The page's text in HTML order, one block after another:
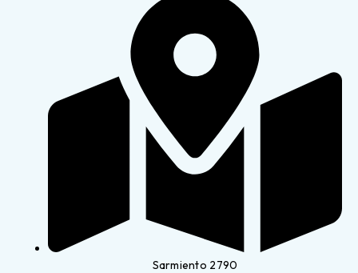
Sarmiento 2790